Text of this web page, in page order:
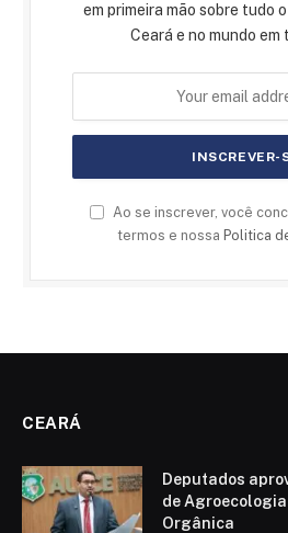
em primeira mão sobre tudo
Ceará e no mundo em
Ao se inscrever, você
termos e nossa Politica
CEARÁ
Deputados
de
Orgânica